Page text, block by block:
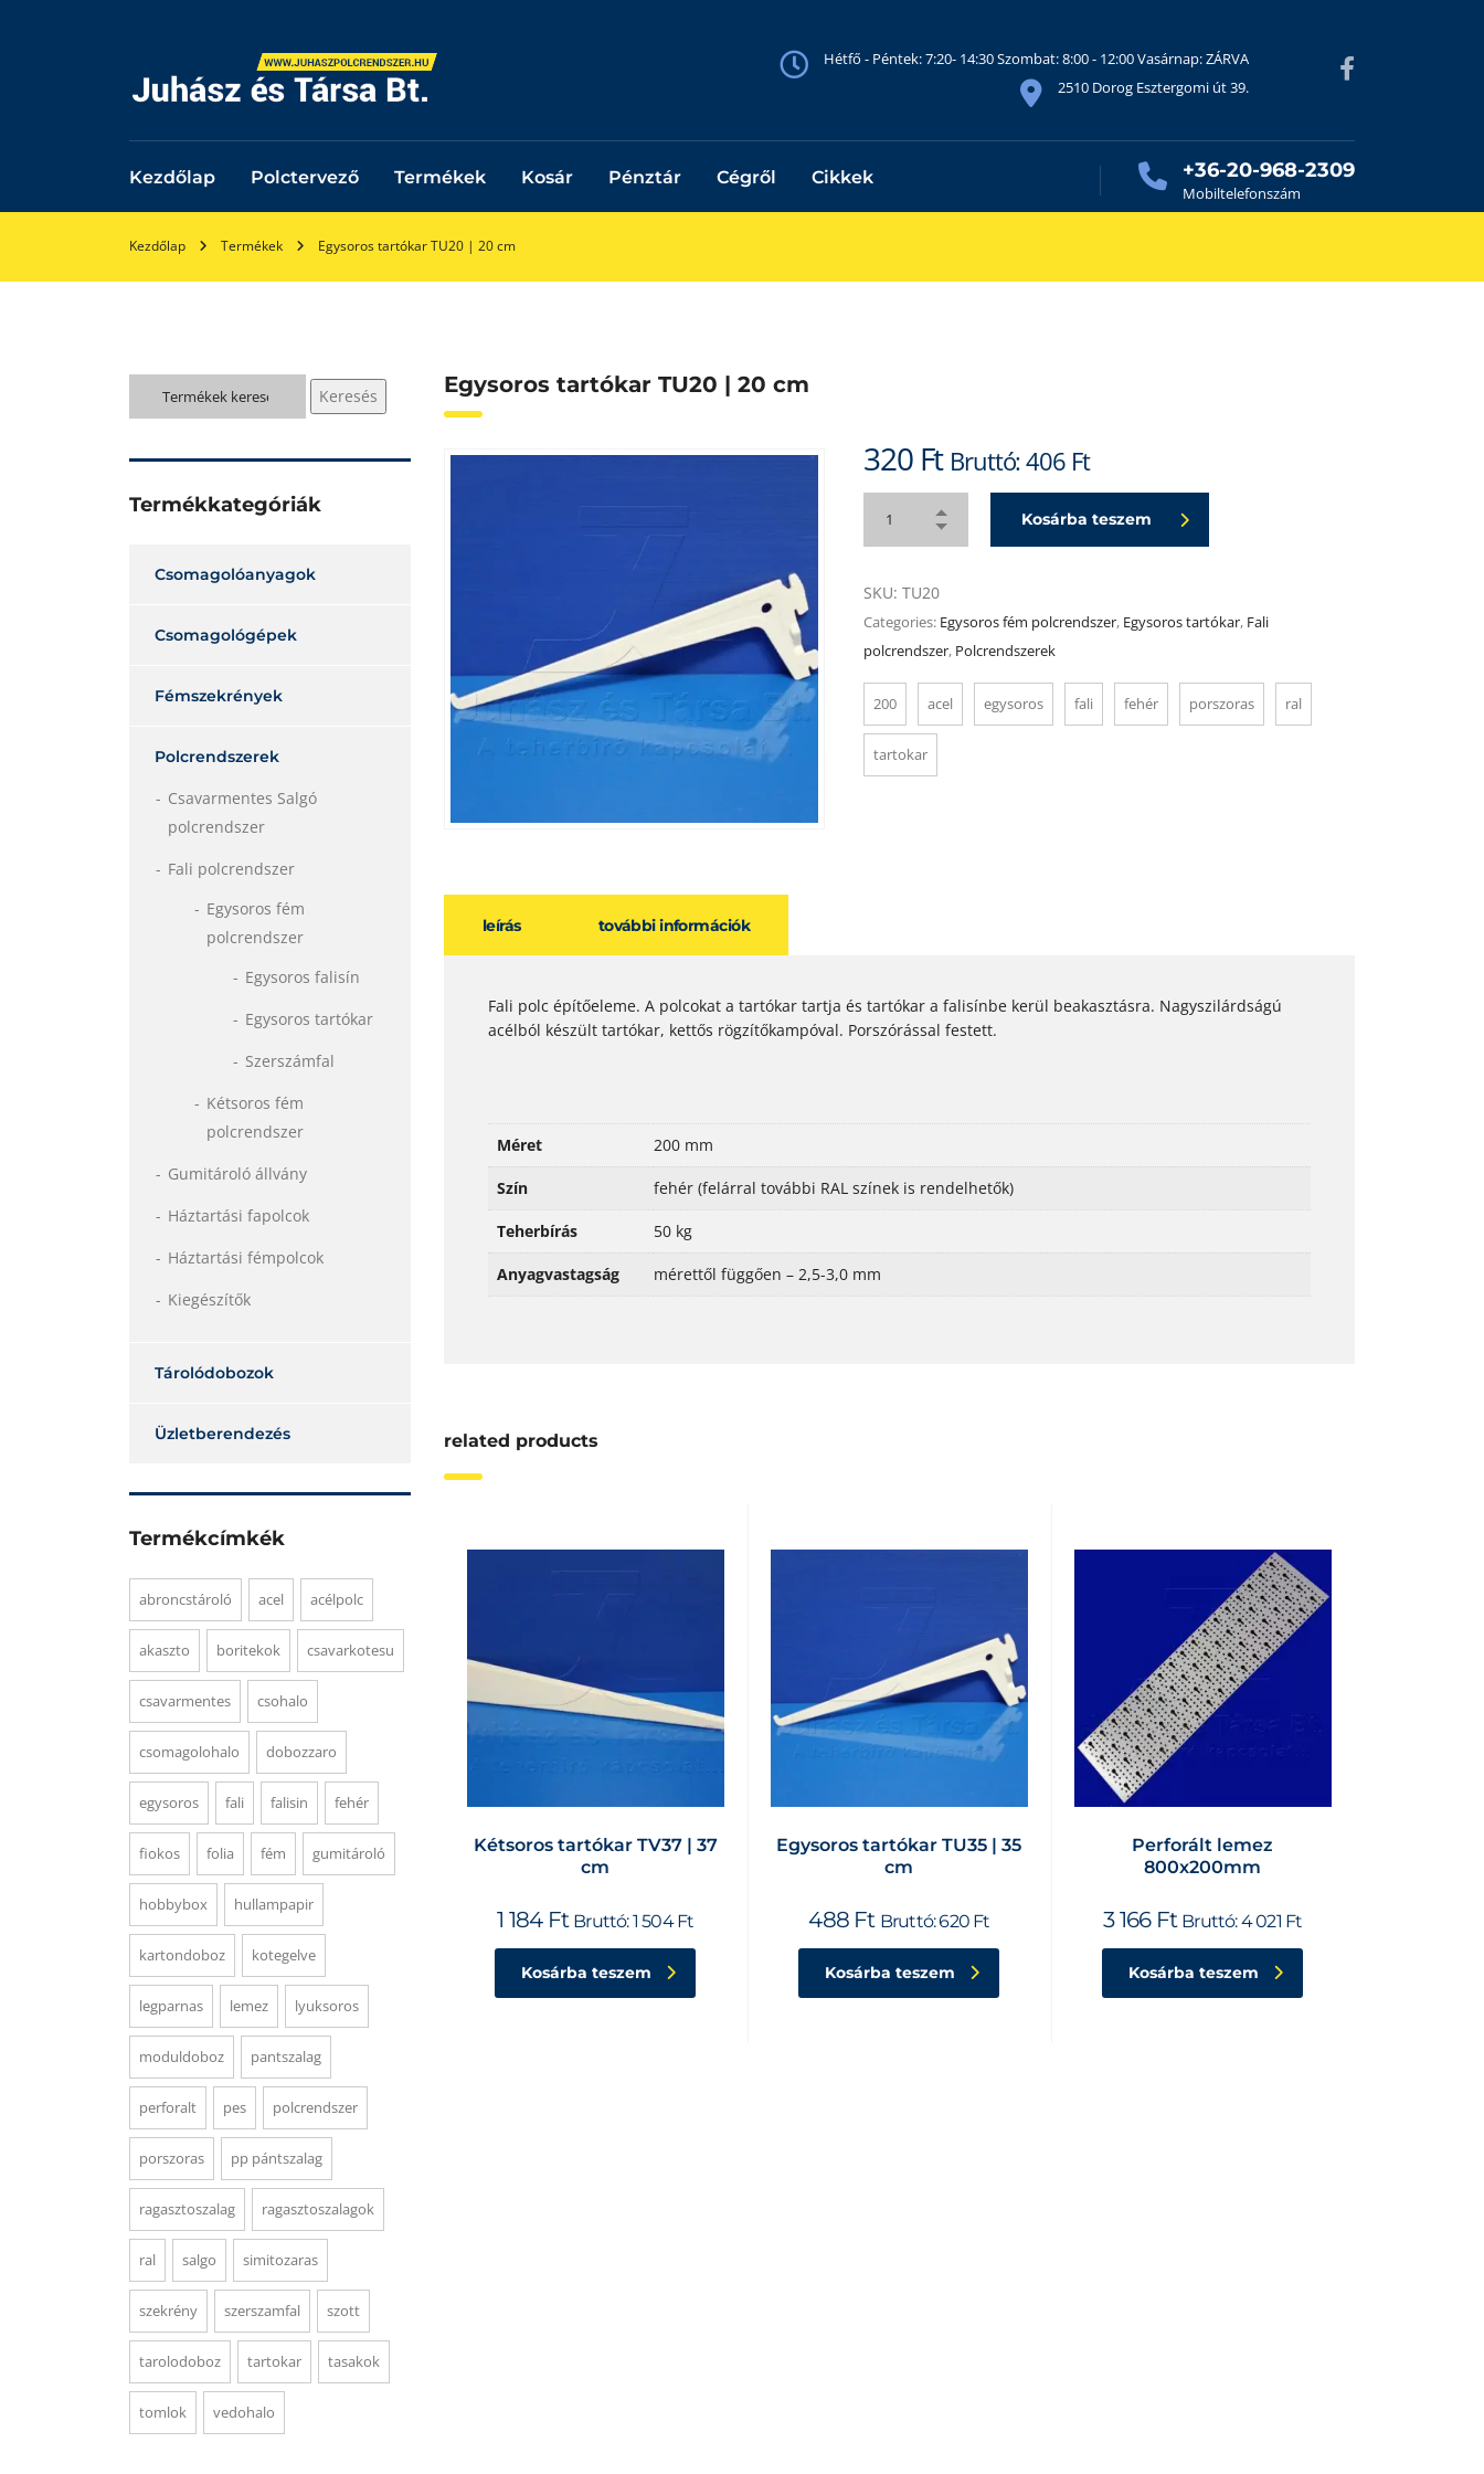
Hétfő - Péntek: 7:20- 14:30 Szombat: 8:00 - 12:00 Vasárnap: ZÁRVA
2510 Dorog Esztergomi út 39.
Kezdőlap Polctervező Termékek Kosár Pénztár Cégről Cikkek +36-20-968-2309
Mobiltelefonszám
Kezdőlap Termékek Egysoros tartókar TU20 | 20 cm
Egysoros tartókar TU20 | 20 cm
320 Ft Bruttó:406 Ft
Kosárba teszem
SKU: TU20
Categories: Egysoros fém polcrendszer, Egysoros tartókar, Fali
polcrendszer, Polcrendszerek
200 acel egysoros fali fehér porszoras ral
tartokar
leírás további információk
Fali polc építőeleme. A polcokat a tartókar tartja és tartókar a falisínbe kerül beakasztásra. Nagyszilárdságú
acélból készült tartókar, kettős rögzítőkampóval. Porszórással festett.
Méret 200 mm
Szín fehér (felárral további RAL színek is rendelhetők)
Teherbírás 50 kg
Anyagvastagság mérettől függően – 2,5-3,0 mm
related products
Kétsoros tartókar TV37 | 37
cm
1 184 Ft Bruttó:1 504Ft
Kosárba teszem
Egysoros tartókar TU35 | 35
cm
488 Ft Bruttó:620 Ft
Kosárba teszem
Perforált lemez
800x200mm
3 166 Ft Bruttó:4 021 Ft
Kosárba teszem
Keresés
a
Keresés
Termékkategóriák
Csomagolóanyagok
Csomagológépek
Fémszekrények
Polcrendszerek
Csavarmentes Salgó
polcrendszer
Fali polcrendszer
Egysoros fém
polcrendszer
Egysoros falisín
Egysoros tartókar
Szerszámfal
Kétsoros fém
polcrendszer
Gumitároló állvány
Háztartási fapolcok
Háztartási fémpolcok
Kiegészítők
Tárolódobozok
Üzletberendezés
Termékcímkék
abroncstároló acel acélpolc
akaszto boritekok csavarkotesu
csavarmentes csohalo
csomagolohalo dobozzaro
egysoros fali falisin fehér
fiokos folia fém gumitároló
hobbybox hullampapir
kartondoboz kotegelve
legparnas lemez lyuksoros
moduldoboz pantszalag
perforalt pes polcrendszer
porszoras pp pántszalag
ragasztoszalag ragasztoszalagok
ral salgo simitozaras
szekrény szerszamfal szott
tarolodoboz tartokar tasakok
tomlok vedohalo